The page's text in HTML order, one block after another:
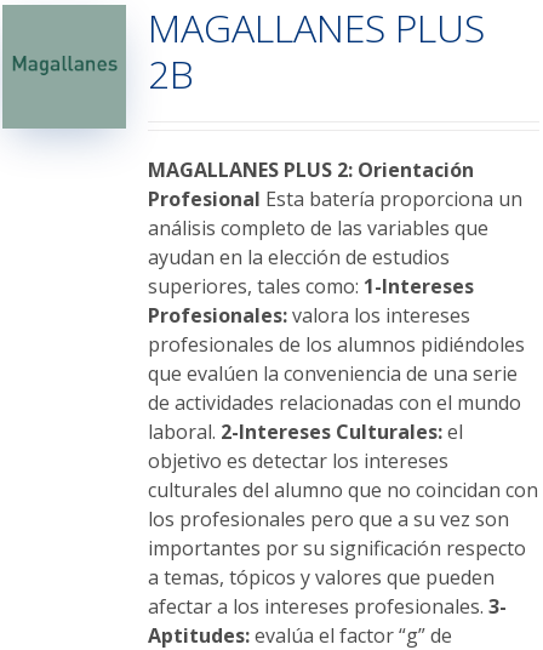
Las
opciones
se
en
la
página
de
producto
MAGALLANES PLUS
2B
MAGALLANES PLUS 2: Orientación
Profesional Esta batería proporciona un
análisis completo de las variables que
ayudan en la elección de estudios
superiores, tales como: 1-Intereses
Profesionales:valora los intereses
profesionales de los alumnos pidiéndoles
que evalúen la conveniencia de una serie
de actividades relacionadas con el mundo
laboral. 2-Intereses Culturales:el
objetivo es detectar los intereses
culturales del alumno que no coincidan con
los profesionales pero que a su vez son
importantes por su significación respecto
a temas, tópicos y valores que pueden
afectar a los intereses profesionales. 3-
Aptitudes:evalúa el factor “g” de